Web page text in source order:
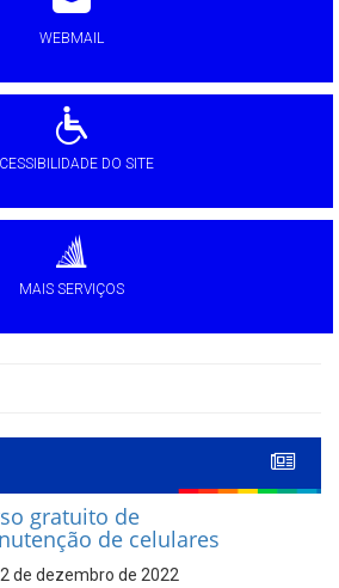
WEBMAIL
DO SITE
MAIS SERVIÇOS
gratuito de
de celulares
de dezembro de 2022